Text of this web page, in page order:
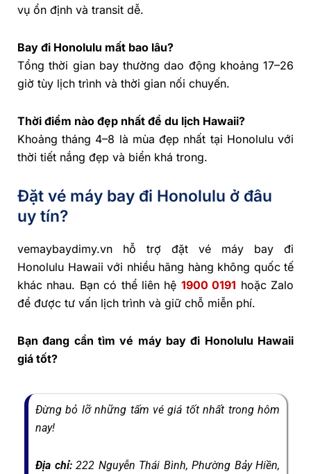
vụ ổn định và transit dễ.
Bay đi Honolulu mất bao lâu?
Tổng thời gian bay thường dao động khoảng 17–26
giờ tùy lịch trình và thời gian nối chuyến.
Thời điểm nào đẹp nhất để du lịch Hawaii?
Khoảng tháng 4–8 là mùa đẹp nhất tại Honolulu với
thời tiết nắng đẹp và biển khá trong.
Đặt vé máy bay đi Honolulu ở đâu
uy tín?
vemaybaydimy.vn hỗ trợ đặt vé máy bay đi
Honolulu Hawaii với nhiều hãng hàng không quốc tế
khác nhau. Bạn có thể liên hệ 1900 0191 hoặc Zalo
để được tư vấn lịch trình và giữ chỗ miễn phí.
Bạn đang cần tìm vé máy bay đi Honolulu Hawaii
giá tốt?
Đừng bỏ lỡ những tấm vé giá tốt nhất trong hôm
nay!
Địa chỉ:222 Nguyễn Thái Bình, Phường Bảy Hiền,